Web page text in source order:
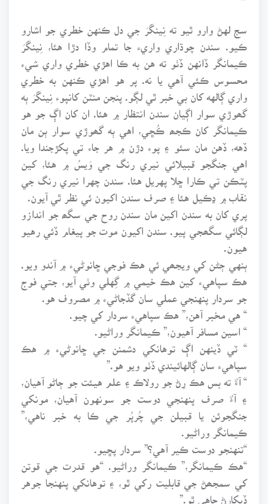
سج لهڻ وارو ٿيو ته نِينگَرَ جي دل ڪنهن خطري جو اشارو
ڪيو. سندن چوڌاري واريء جا تمام وڏا دڙا هئا، نِينگَرَ
ڪيمانگر ڏانهن ڏٺو ته هن به ڪا اهڙي خطري واري شيء
محسوس ڪئي آهي يا نه. پر هو اهڙي ڪنهن به خطري
واري ڳالهه کان بي خبر ٿي لڳو. پنجن منٽن کانپوء نِينگَرَ ٻه
گھوڙي سوار اڳيان سندن انتظار ۾ هئا. ان کان اڳ جو هو
ڪيمانگر کان ڪجھ ڪُڇي، اهي ٻه گھوڙي سوار ٻن مان
ڏهه، ڏهن مان سئو ۽ پوء دڙن ۾ هر جاء تي پکڙجندا ويا.
اهي جنگجو قبيلائي نيري رنگ جي وَيسُ ۾ هئا، کين
پٽڪن تي ڪارا ڇلا پهريل هئا. سندن چهرا نيري رنگ جي
نقاب ۾ ڍڪيل هئا ۽ صرف سندن اکيون ئي نظر ٿي آيون.
پري کان به سندن اکين مان سندن روح جي سگھ جو اندازو
لڳائي سگھجي پيو. سندن اکيون موت جو پيغام ڏئي رهيو
ٻنهي ڄڻن کي ويجھي ئي هڪ فوجي ڇانوڻيء ۾ آندو ويو.
هڪ سپاهيء کين هڪ خيمي ۾ گِهلي وٺي آيو، جتي فوج
جو سردار پنهنجي عملي سان گڏجاڻيء ۾ مصروف هو.
“ هي مخبر آهن،” هڪ سپاهيء سردار کي چيو.
“ اسين مسافر آهيون،” ڪيمانگر وراڻيو.
“ ٽي ڏينهن اڳ توهانکي دشمنن جي ڇانوڻيء ۾ هڪ
سپاهيء سان ڳالهائيندي ڏٺو ويو هو.”
“ آءٌ ته بس هڪ رِڻ جو رولاڪ ۽ علم هيئت جو ڄاڻو آهيان،
۽ آءٌ صرف پنهنجي دوست جو سونهون آهيان، مونکي
جنگجوئن يا قبيلن جي چُرپُر جي ڪا به خبر ناهي،”
ڪيمانگر وراڻيو.
“تنهنجو دوست ڪير آهي؟” سردار پڇيو.
“هڪ ڪيمانگر،” ڪيمانگر وراڻيو. “هو قدرت جي قوتن
کي سمجھڻ جي قابليت رکي ٿو، ۽ توهانکي پنهنجا جوهر
ڏيکارڻ چاهي ٿو.”